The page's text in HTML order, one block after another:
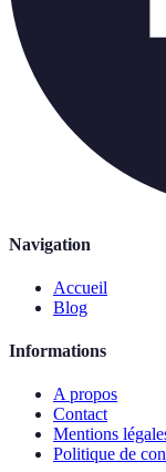
Navigation
Accueil
Blog
Informations
A propos
Contact
Mentions
Politique de